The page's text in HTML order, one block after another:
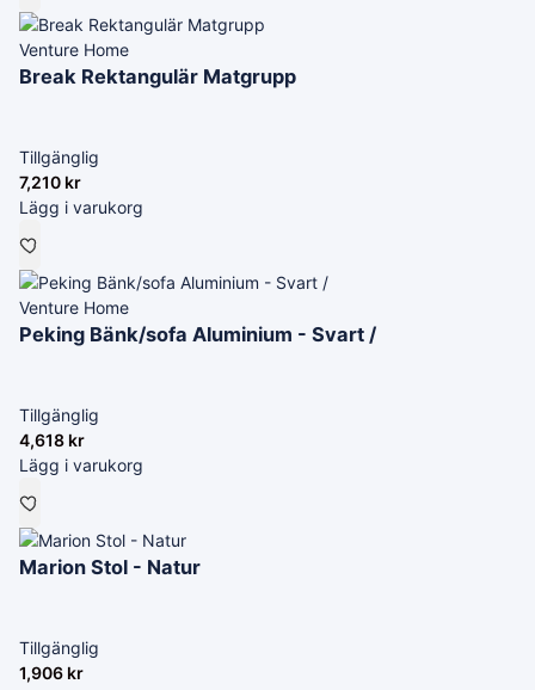
Venture Home
Break Rektangulär Matgrupp
Tillgänglig
7,210 kr
Lägg i varukorg
Venture Home
Peking Bänk/sofa Aluminium - Svart /
Tillgänglig
4,618 kr
Lägg i varukorg
Marion Stol - Natur
Tillgänglig
1,906 kr